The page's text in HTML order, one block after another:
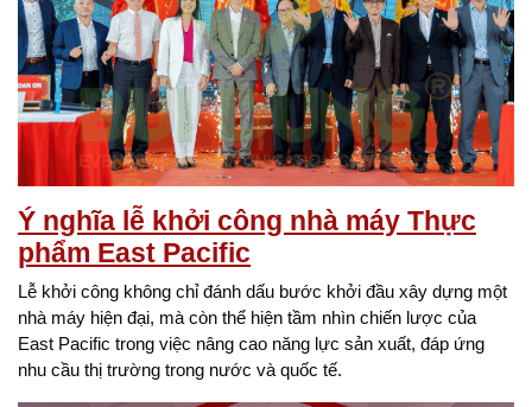
Ý nghĩa lễ khởi công nhà máy Thực
phẩm East Pacific
Lễ khởi công không chỉ đánh dấu bước khởi đầu xây dựng một
nhà máy hiện đại, mà còn thể hiện tầm nhìn chiến lược của
East Pacific trong việc nâng cao năng lực sản xuất, đáp ứng
nhu cầu thị trường trong nước và quốc tế.